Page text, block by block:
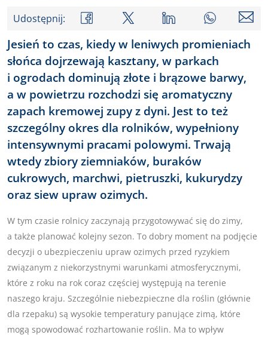
Udostępnij:
Jesień to czas, kiedy w leniwych promieniach
słońca dojrzewają kasztany, w parkach
i ogrodach dominują złote i brązowe barwy,
a w powietrzu rozchodzi się aromatyczny
zapach kremowej zupy z dyni. Jest to też
szczególny okres dla rolników, wypełniony
intensywnymi pracami polowymi. Trwają
wtedy zbiory ziemniaków, buraków
cukrowych, marchwi, pietruszki, kukurydzy
oraz siew upraw ozimych.
W tym czasie rolnicy zaczynają przygotowywać się do zimy,
a także planować kolejny sezon. To dobry moment na podjęcie
decyzji o ubezpieczeniu upraw ozimych przed ryzykiem
związanym z niekorzystnymi warunkami atmosferycznymi,
które z roku na rok coraz częściej występują na terenie
naszego kraju. Szczególnie niebezpieczne dla roślin (głównie
dla rzepaku) są wysokie temperatury panujące zimą, które
mogą spowodować rozhartowanie roślin. Ma to wpływ